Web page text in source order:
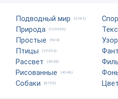
Подводный мир (2282)
Природа (105950)
Простые (904)
Птицы (10204)
Рассвет (4538)
Рисованные (4046)
Собаки (8759)